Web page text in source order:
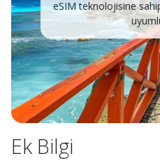
eSIM teknolojisine
Ek Bilgi